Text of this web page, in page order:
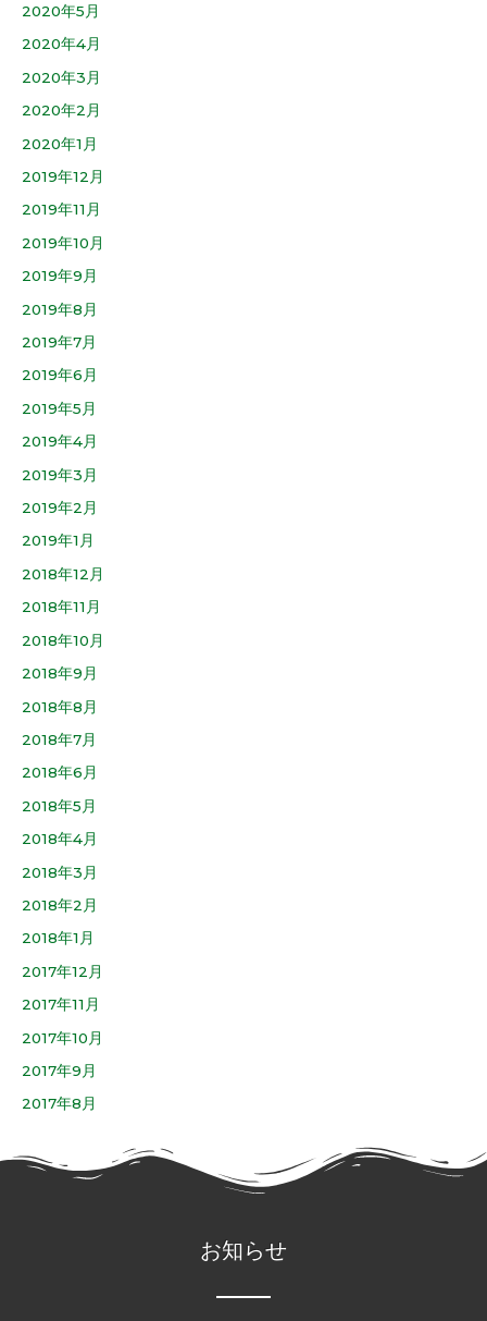
2020年5月
2020年4月
2020年3月
2020年2月
2020年1月
2019年12月
2019年11月
2019年10月
2019年9月
2019年8月
2019年7月
2019年6月
2019年5月
2019年4月
2019年3月
2019年2月
2019年1月
2018年12月
2018年11月
2018年10月
2018年9月
2018年8月
2018年7月
2018年6月
2018年5月
2018年4月
2018年3月
2018年2月
2018年1月
2017年12月
2017年11月
2017年10月
2017年9月
2017年8月
お知らせ